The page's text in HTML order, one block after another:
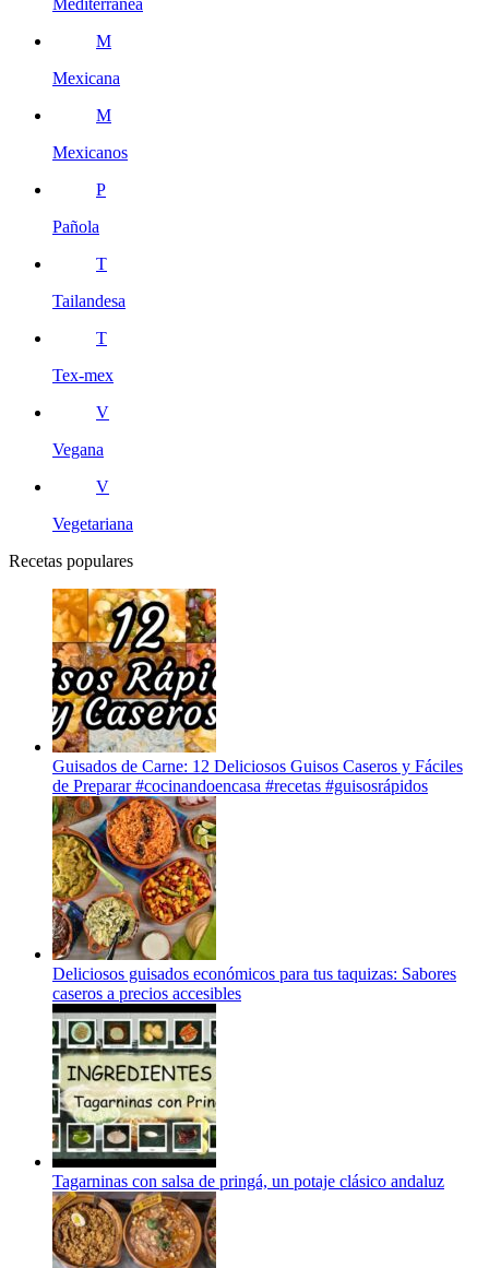
Mediterranea
M
Mexicana
M
Mexicanos
P
Pañola
T
Tailandesa
T
Tex-mex
V
Vegana
V
Vegetariana
Recetas populares
Guisados de Carne: 12 Deliciosos Guisos Caseros y Fáciles
de Preparar #cocinandoencasa #recetas #guisosrápidos
Deliciosos guisados económicos para tus taquizas: Sabores
caseros a precios accesibles
Tagarninas con salsa de pringá, un potaje clásico andaluz